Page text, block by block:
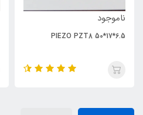
ناموجود
PIEZO PZT8 50*17*6.5